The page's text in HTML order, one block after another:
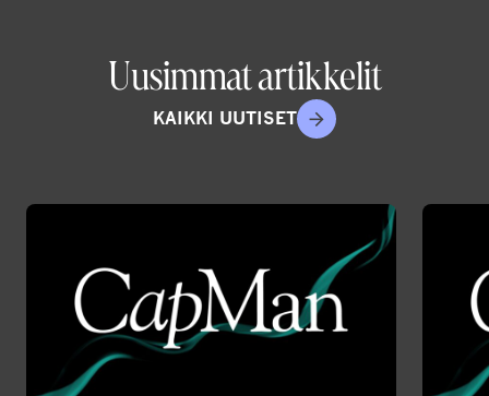
Uusimmat artikkelit
KAIKKI UUTISET